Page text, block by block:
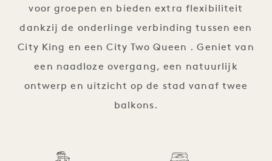
voor groepen en bieden extra flexibiliteit
dankzij de onderlinge verbinding tussen een
City King en een City Two Queen . Geniet van
een naadloze overgang, een natuurlijk
ontwerp en uitzicht op de stad vanaf twee
balkons.